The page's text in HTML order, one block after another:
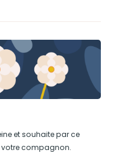
et souhaite par ce
compagnon.